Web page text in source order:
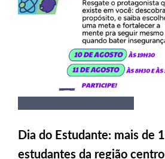
Dia do Estudante: mais de
estudantes da região